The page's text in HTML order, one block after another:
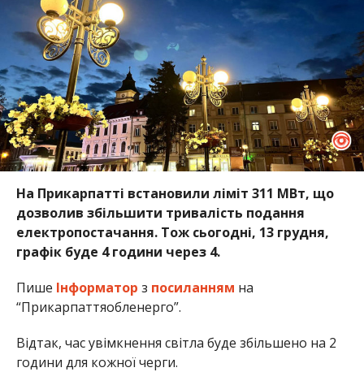
На Прикарпатті встановили ліміт 311 МВт, що
дозволив збільшити тривалість подання
електропостачання. Тож сьогодні, 13 грудня,
графік буде 4 години через 4.
Пише Інформатор з посиланням на
“Прикарпаттяобленерго”.
Відтак, час увімкнення світла буде збільшено на 2
години для кожної черги.